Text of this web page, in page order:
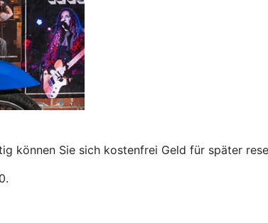
können Sie sich kostenfrei Geld für später